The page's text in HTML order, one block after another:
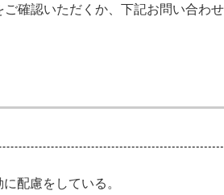
ご確認いただくか、下記お問い合わ
配慮をしている。